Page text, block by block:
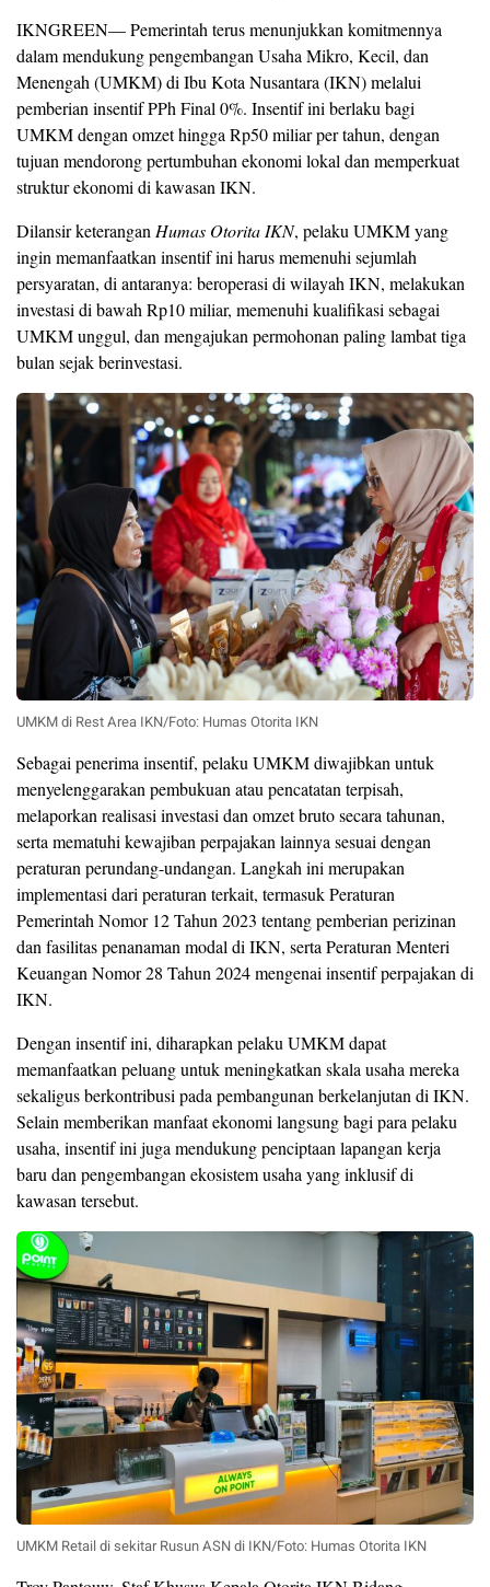
IKNGREEN— Pemerintah terus menunjukkan komitmennya
dalam mendukung pengembangan Usaha Mikro, Kecil, dan
Menengah (UMKM) di Ibu Kota Nusantara (IKN) melalui
pemberian insentif PPh Final 0%. Insentif ini berlaku bagi
UMKM dengan omzet hingga Rp50 miliar per tahun, dengan
tujuan mendorong pertumbuhan ekonomi lokal dan memperkuat
struktur ekonomi di kawasan IKN.
Dilansir keterangan Humas Otorita IKN, pelaku UMKM yang
ingin memanfaatkan insentif ini harus memenuhi sejumlah
persyaratan, di antaranya: beroperasi di wilayah IKN, melakukan
investasi di bawah Rp10 miliar, memenuhi kualifikasi sebagai
UMKM unggul, dan mengajukan permohonan paling lambat tiga
bulan sejak berinvestasi.
UMKM di Rest Area IKN/Foto: Humas Otorita IKN
Sebagai penerima insentif, pelaku UMKM diwajibkan untuk
menyelenggarakan pembukuan atau pencatatan terpisah,
melaporkan realisasi investasi dan omzet bruto secara tahunan,
serta mematuhi kewajiban perpajakan lainnya sesuai dengan
peraturan perundang-undangan. Langkah ini merupakan
implementasi dari peraturan terkait, termasuk Peraturan
Pemerintah Nomor 12 Tahun 2023 tentang pemberian perizinan
dan fasilitas penanaman modal di IKN, serta Peraturan Menteri
Keuangan Nomor 28 Tahun 2024 mengenai insentif perpajakan di
IKN.
Dengan insentif ini, diharapkan pelaku UMKM dapat
memanfaatkan peluang untuk meningkatkan skala usaha mereka
sekaligus berkontribusi pada pembangunan berkelanjutan di IKN.
Selain memberikan manfaat ekonomi langsung bagi para pelaku
usaha, insentif ini juga mendukung penciptaan lapangan kerja
baru dan pengembangan ekosistem usaha yang inklusif di
kawasan tersebut.
UMKM Retail di sekitar Rusun ASN di IKN/Foto: Humas Otorita IKN